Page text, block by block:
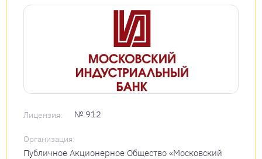
Лицензия: № 912
Организация:
Публичное Акционерное Общество «Московский